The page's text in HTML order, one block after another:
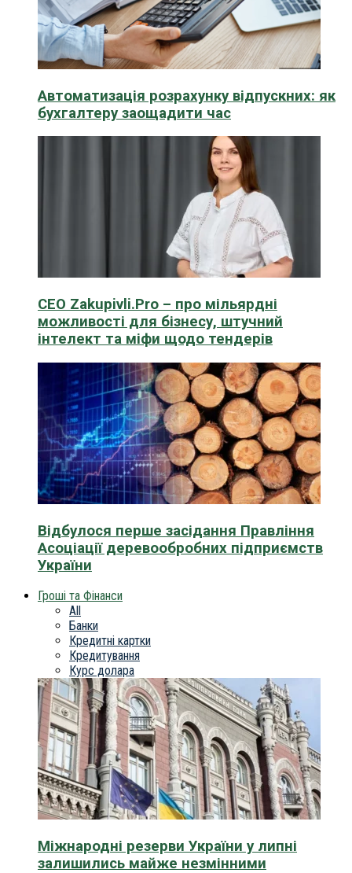
Автоматизація розрахунку відпускних: як
бухгалтеру заощадити час
CEO Zakupivli.Pro – про мільярдні
можливості для бізнесу, штучний
інтелект та міфи щодо тендерів
Відбулося перше засідання Правління
Асоціації деревообробних підприємств
України
Гроші та Фінанси
All
Банки
Кредитні картки
Кредитування
Курс долара
Міжнародні резерви України у липні
залишились майже незмінними